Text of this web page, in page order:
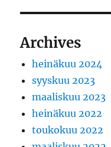
Archives
heinäkuu 2024
syyskuu 2023
maaliskuu 2023
heinäkuu 2022
toukokuu 2022